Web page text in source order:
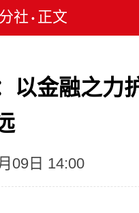
社 • 正文
以金融之力
09日 14:00